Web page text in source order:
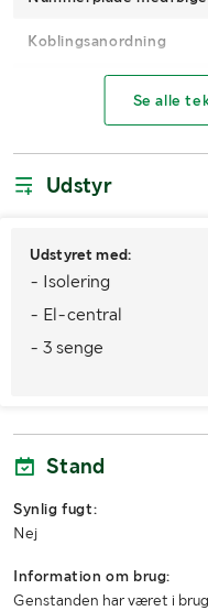
Koblingsanordning
Seneste godkendte syn
MÅL OG VÆGT:
Se alle
Udstyr
Udstyret med:
- Isolering
- El-central
- 3 senge
Stand
Synlig fugt:
Nej
Information om brug:
Genstanden har været i